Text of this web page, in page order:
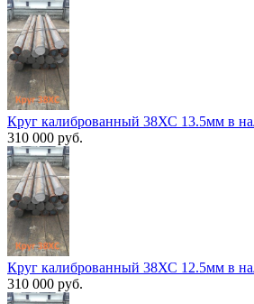
Круг калиброванный 38ХС 13.5мм в
310 000 руб.
Круг калиброванный 38ХС 12.5мм в
310 000 руб.